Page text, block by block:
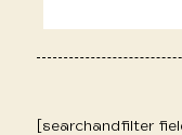
[searchandfilter